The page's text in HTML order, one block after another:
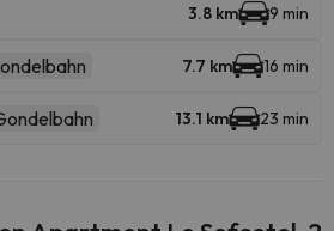
3.8 km 9 min
7.7 km 16 min
13.1 km 23 min